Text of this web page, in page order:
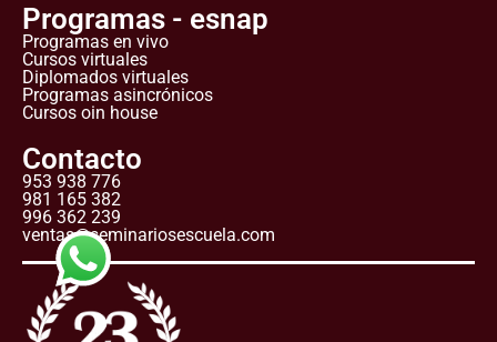
Programas - esnap
Programas en vivo
Cursos virtuales
Diplomados virtuales
Programas asincrónicos
Cursos oin house
Contacto
953 938 776
981 165 382
996 362 239
ventas@seminariosescuela.com